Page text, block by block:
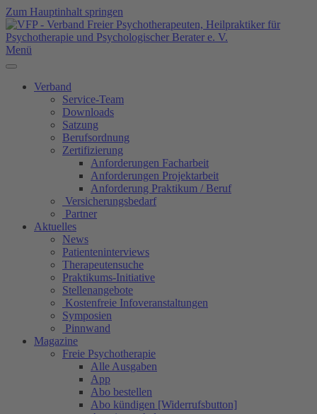
Zum Hauptinhalt springen
Menü
Verband
Service-Team
Downloads
Satzung
Berufsordnung
Zertifizierung
Anforderungen Facharbeit
Anforderungen Projektarbeit
Anforderung Praktikum / Beruf
Versicherungsbedarf
Partner
Aktuelles
News
Patienteninterviews
Therapeutensuche
Praktikums-Initiative
Stellenangebote
Kostenfreie Infoveranstaltungen
Symposien
Pinnwand
Magazine
Freie Psychotherapie
Alle Ausgaben
App
Abo bestellen
Abo kündigen [Widerrufsbutton]